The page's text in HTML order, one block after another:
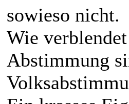
sowieso nicht.
Wie
Abstimmung